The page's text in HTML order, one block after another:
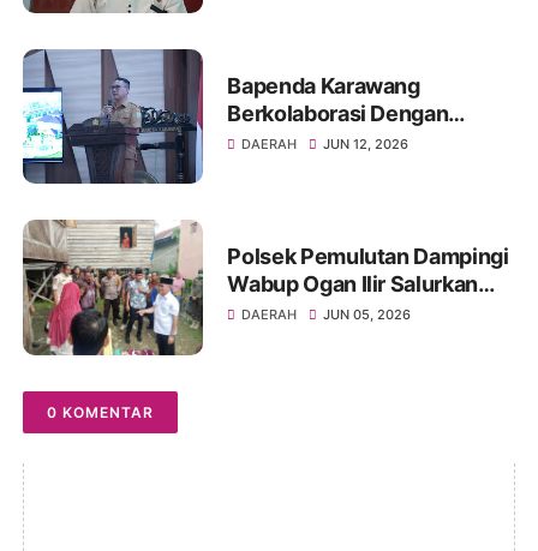
Bapenda Karawang
Berkolaborasi Dengan
Fakultas Hukum Unsika
DAERAH JUN 12, 2026
Polsek Pemulutan Dampingi
Wabup Ogan Ilir Salurkan
Bansos ke Warga Sakit
DAERAH JUN 05, 2026
0 KOMENTAR